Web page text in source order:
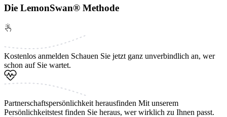
Die LemonSwan® Methode
Kostenlos anmelden Schauen Sie jetzt ganz unverbindlich an, wer
schon auf Sie wartet.
Partnerschaftspersönlichkeit herausfinden Mit unserem
Persönlichkeitstest finden Sie heraus, wer wirklich zu Ihnen passt.